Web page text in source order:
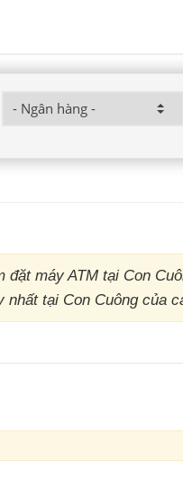
máy ATM tại Con
tại Con Cuông của